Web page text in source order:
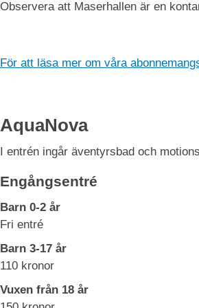
Observera att Maserhallen är en
För att läsa mer om våra
AquaNova
I entrén ingår äventyrsbad och
Engångsentré
Barn 0-2 år
Fri entré
Barn 3-17 år
110 kronor
Vuxen från 18 år